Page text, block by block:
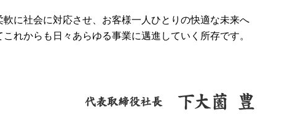
に社会に対応させ、お客様一人ひとりの快適な未来へ
れからも日々あらゆる事業に邁進していく所存です。